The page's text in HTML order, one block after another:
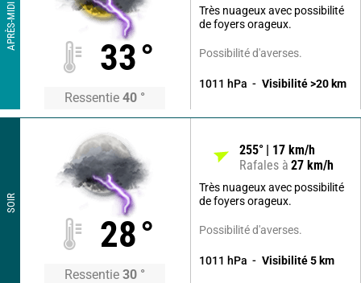
APRÈS-MIDI
33°
Ressentie 40 °
Très nuageux avec possibilité
de foyers orageux.
Possibilité d'averses.
1011 hPa Visibilité >20 km
SOIR
28°
Ressentie 30 °
255° 17 km/h
Rafales à 27 km/h
Très nuageux avec possibilité
de foyers orageux.
Possibilité d'averses.
1011 hPa Visibilité 5 km